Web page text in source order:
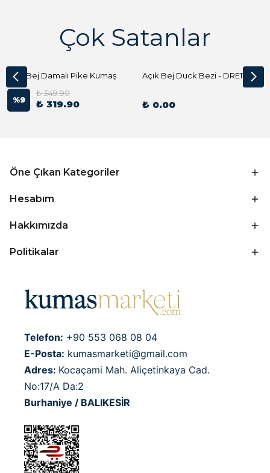
Çok Satanlar
Açık Bej Damalı Pike Kumaş
%9
₺ 349.90
₺ 319.90
Açık Bej Duck Bezi - DRE1144 Kumaş Peçete
₺ 0.00
Öne Çıkan Kategoriler
Hesabım
Hakkımızda
Politikalar
Telefon: +90 553 068 08 04
E-Posta: kumasmarketi@gmail.com
Adres: Kocaçami Mah. Aliçetinkaya Cad.
No:17/A Da:2
Burhaniye / BALIKESİR